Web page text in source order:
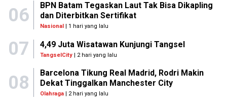
06
BPN Batam Tegaskan Laut Tak Bisa Dikapling
dan Diterbitkan Sertifikat
Nasional| 1 hari yang lalu
07 4,49 Juta Wisatawan Kunjungi Tangsel
TangselCity | 2 hari yang lalu
08
Barcelona Tikung Real Madrid, Rodri Makin
Dekat Tinggalkan Manchester City
Olahraga| 2 hari yang lalu